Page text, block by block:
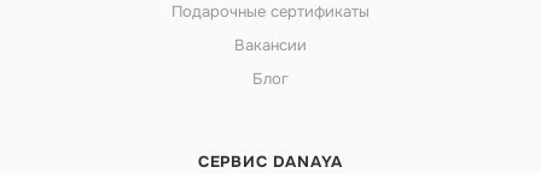
Подарочные сертификаты
Вакансии
Блог
СЕРВИС DANAYA